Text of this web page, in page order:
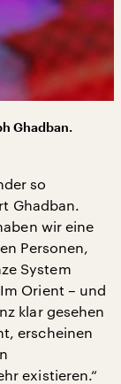
Ghadban.
so
Ghadban.
wir eine
Personen,
System
Orient – und
klar gesehen
erscheinen
existieren.“